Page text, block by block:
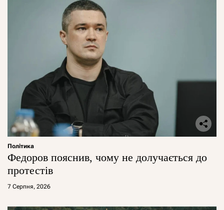
Політика
Федоров пояснив, чому не долучається до
протестів
7 Серпня, 2026